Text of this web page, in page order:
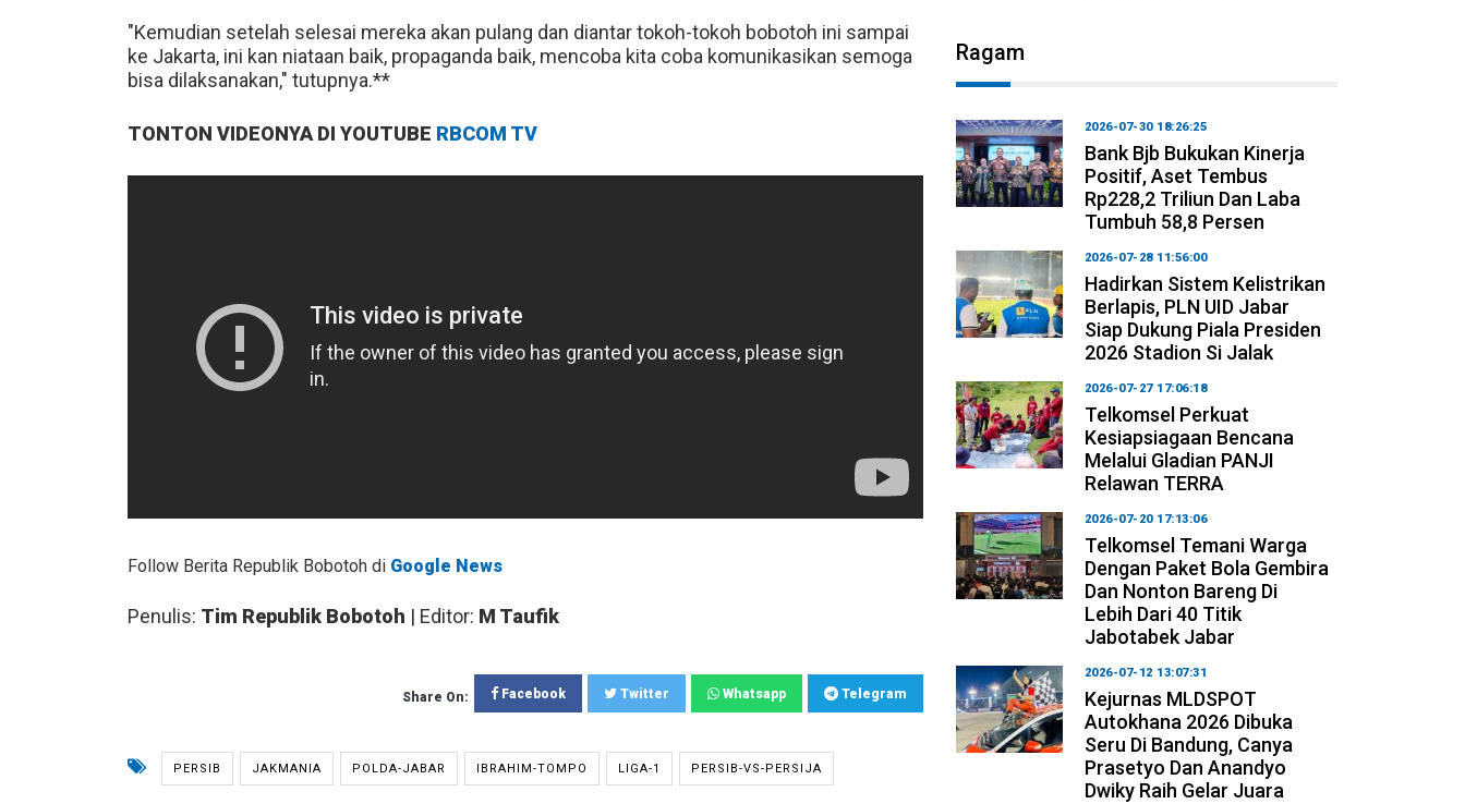
"Kemudian setelah selesai mereka akan pulang dan diantar tokoh-tokoh bobotoh ini sampai
ke Jakarta, ini kan niataan baik, propaganda baik, mencoba kita coba komunikasikan semoga
bisa dilaksanakan," tutupnya.**
TONTON VIDEONYA DI YOUTUBE RBCOM TV
Follow Berita Republik Bobotoh di Google News
Penulis: Tim Republik Bobotoh | Editor: M Taufik
Share On: Facebook Twitter Whatsapp Telegram
PERSIB JAKMANIA POLDA-JABAR IBRAHIM-TOMPO LIGA-1 PERSIB-VS-PERSIJA
Ragam
2026-07-30 18:26:25
Bank Bjb Bukukan Kinerja
Positif, Aset Tembus
Rp228,2 Triliun Dan Laba
Tumbuh 58,8 Persen
2026-07-28 11:56:00
Hadirkan Sistem Kelistrikan
Berlapis, PLN UID Jabar
Siap Dukung Piala Presiden
2026 Stadion Si Jalak
2026-07-27 17:06:18
Telkomsel Perkuat
Kesiapsiagaan Bencana
Melalui Gladian PANJI
Relawan TERRA
2026-07-20 17:13:06
Telkomsel Temani Warga
Dengan Paket Bola Gembira
Dan Nonton Bareng Di
Lebih Dari 40 Titik
Jabotabek Jabar
2026-07-12 13:07:31
Kejurnas MLDSPOT
Autokhana 2026 Dibuka
Seru Di Bandung, Canya
Prasetyo Dan Anandyo
Dwiky Raih Gelar Juara